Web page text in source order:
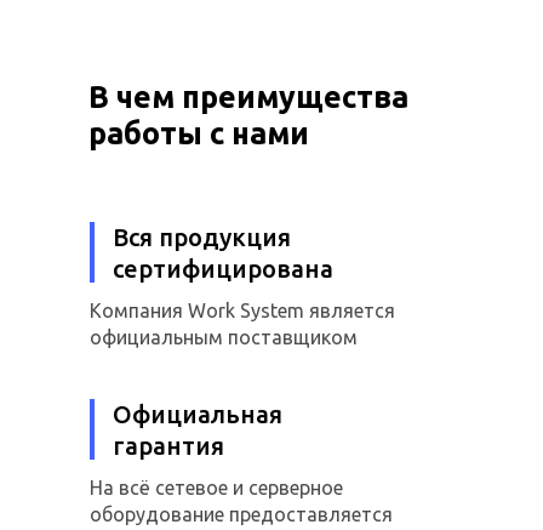
В чем преимущества
работы с нами
Вся продукция
сертифицирована
Компания Work System является
официальным поставщиком
Официальная
гарантия
На всё сетевое и серверное
оборудование предоставляется